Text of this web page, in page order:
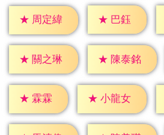
★ 周定緯 ★ 巴鈺
★ 關之琳 ★ 陳泰銘
★ 霖霖 ★ 小龍女